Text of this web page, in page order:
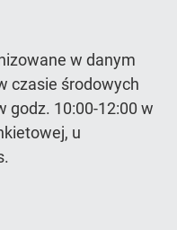
w danym
czasie środowych
godz. 10:00-12:00 w
u